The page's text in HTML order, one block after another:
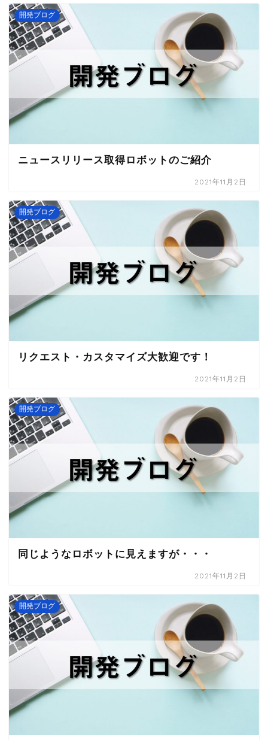
開発ブログ
ニュースリリース取得ロボットのご紹介
2021年11月2日
開発ブログ
リクエスト・カスタマイズ大歓迎です！
2021年11月2日
開発ブログ
同じようなロボットに見えますが・・・
2021年11月2日
開発ブログ